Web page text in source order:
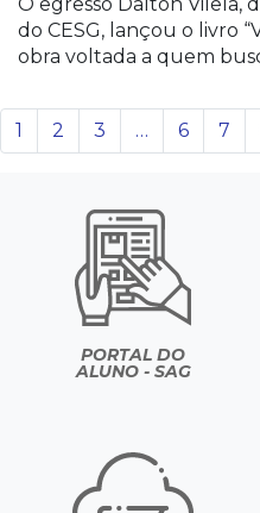
do CESG, lançou o livro
obra voltada a quem
1 2 3 … 6 7
PORTAL DO
ALUNO - SAG